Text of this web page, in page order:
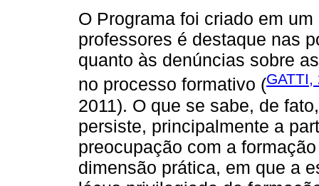
O Programa foi criado em
professores é destaque nas
quanto às denúncias sobre
no processo formativo (GATTI,
2011). O que se sabe, de
persiste, principalmente a
preocupação com a
dimensão prática, em que a